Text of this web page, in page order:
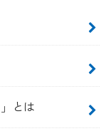
とは